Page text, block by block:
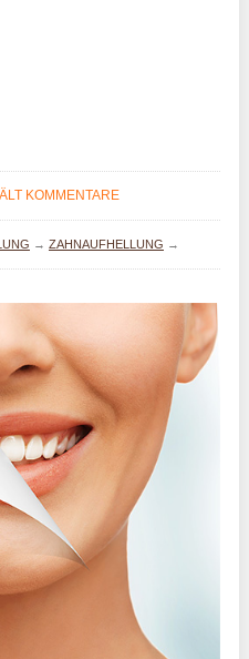
KOMMENTARE
→ ZAHNAUFHELLUNG →